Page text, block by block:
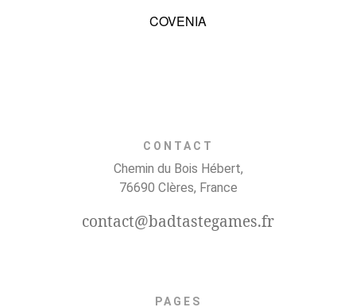
COVENIA
PAGES
CONTACT
Chemin du Bois Hébert,
76690 Clères, France
contact@badtastegames.fr